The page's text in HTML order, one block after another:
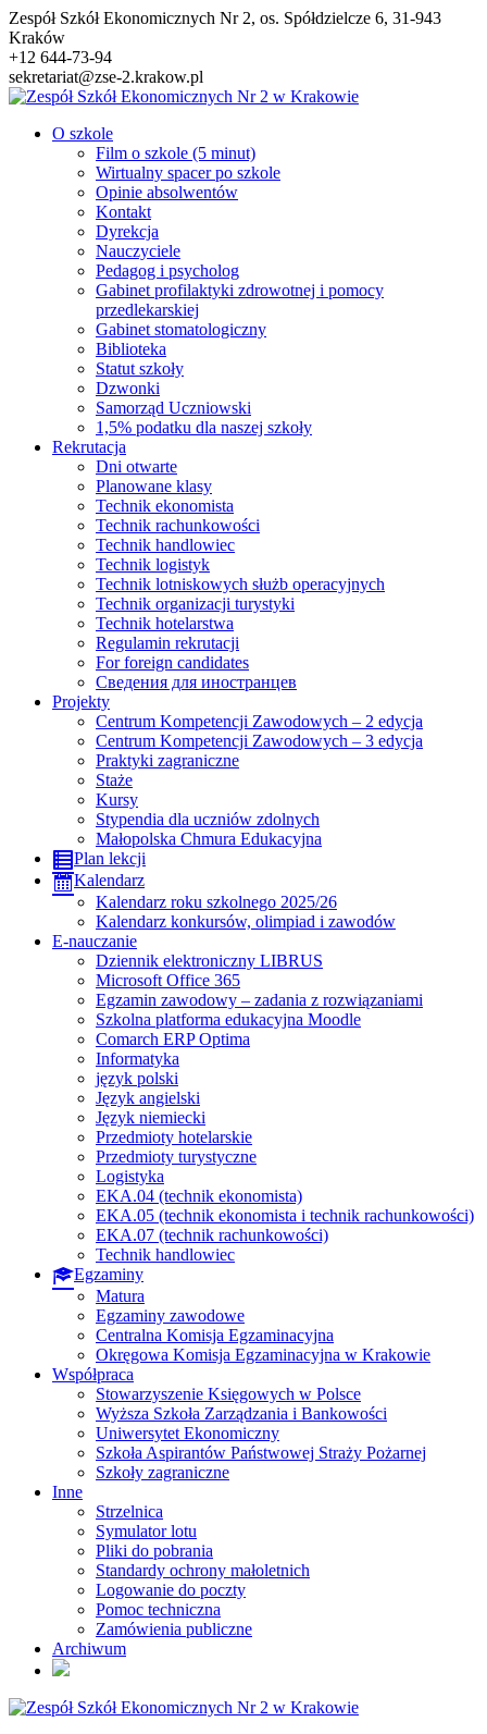
Przejdź
do
treści
Zespół Szkół Ekonomicznych Nr 2, os. Spółdzielcze 6, 31-943
Kraków
+12 644-73-94
sekretariat@zse-2.krakow.pl
O szkole
Film o szkole (5 minut)
Wirtualny spacer po szkole
Opinie absolwentów
Kontakt
Dyrekcja
Nauczyciele
Pedagog i psycholog
Gabinet profilaktyki zdrowotnej i pomocy
przedlekarskiej
Gabinet stomatologiczny
Biblioteka
Statut szkoły
Dzwonki
Samorząd Uczniowski
1,5% podatku dla naszej szkoły
Rekrutacja
Dni otwarte
Planowane klasy
Technik ekonomista
Technik rachunkowości
Technik handlowiec
Technik logistyk
Technik lotniskowych służb operacyjnych
Technik organizacji turystyki
Technik hotelarstwa
Regulamin rekrutacji
For foreign candidates
Сведения для иностранцев
Projekty
Centrum Kompetencji Zawodowych – 2 edycja
Centrum Kompetencji Zawodowych – 3 edycja
Praktyki zagraniczne
Staże
Kursy
Stypendia dla uczniów zdolnych
Małopolska Chmura Edukacyjna
Plan lekcji
Kalendarz
Kalendarz roku szkolnego 2025/26
Kalendarz konkursów, olimpiad i zawodów
E-nauczanie
Dziennik elektroniczny LIBRUS
Microsoft Office 365
Egzamin zawodowy – zadania z rozwiązaniami
Szkolna platforma edukacyjna Moodle
Comarch ERP Optima
Informatyka
język polski
Język angielski
Język niemiecki
Przedmioty hotelarskie
Przedmioty turystyczne
Logistyka
EKA.04 (technik ekonomista)
EKA.05 (technik ekonomista i technik rachunkowości)
EKA.07 (technik rachunkowości)
Technik handlowiec
Egzaminy
Matura
Egzaminy zawodowe
Centralna Komisja Egzaminacyjna
Okręgowa Komisja Egzaminacyjna w Krakowie
Współpraca
Stowarzyszenie Księgowych w Polsce
Wyższa Szkoła Zarządzania i Bankowości
Uniwersytet Ekonomiczny
Szkoła Aspirantów Państwowej Straży Pożarnej
Szkoły zagraniczne
Inne
Strzelnica
Symulator lotu
Pliki do pobrania
Standardy ochrony małoletnich
Logowanie do poczty
Pomoc techniczna
Zamówienia publiczne
Archiwum